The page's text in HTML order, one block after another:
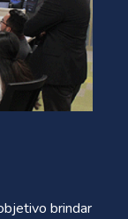
brindar